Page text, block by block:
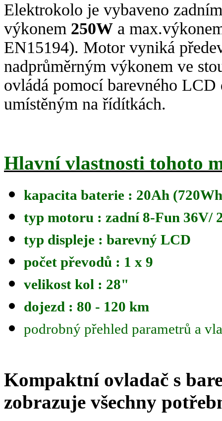
Elektrokolo je vybaveno
výkonem 250W a
EN15194). Motor vyniká
nadprůměrným výkonem ve
ovládá pomocí barevného
umístěným na řídítkách.
Hlavní vlastnosti tohoto
kapacita baterie : 20Ah
typ motoru : zadní 8-Fun 36V/
typ displeje : barevný LCD
počet převodů : 1 x 9
velikost kol : 28"
dojezd : 80 - 120 km
podrobný přehled parametrů a
Kompaktní ovladač s
zobrazuje všechny